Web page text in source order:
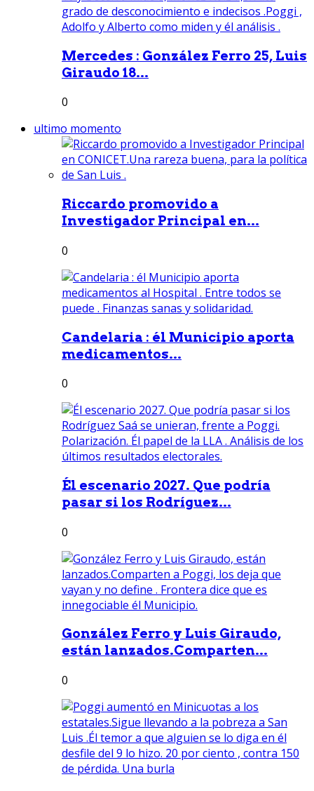
Mercedes : González Ferro 25, Luis
Giraudo 18...
0
ultimo momento
Riccardo promovido a
Investigador Principal en...
0
Candelaria : él Municipio aporta
medicamentos...
0
Él escenario 2027. Que podría
pasar si los Rodríguez...
0
González Ferro y Luis Giraudo,
están lanzados.Comparten...
0